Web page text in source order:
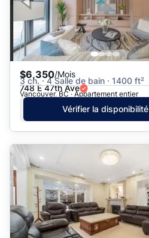
$6,350/Mois
3 ch. · 4 Salle de bain · 1400 ft²
748 E 47th Ave
Vancouver, BC · Appartement entier
Vérifier la disponibilité